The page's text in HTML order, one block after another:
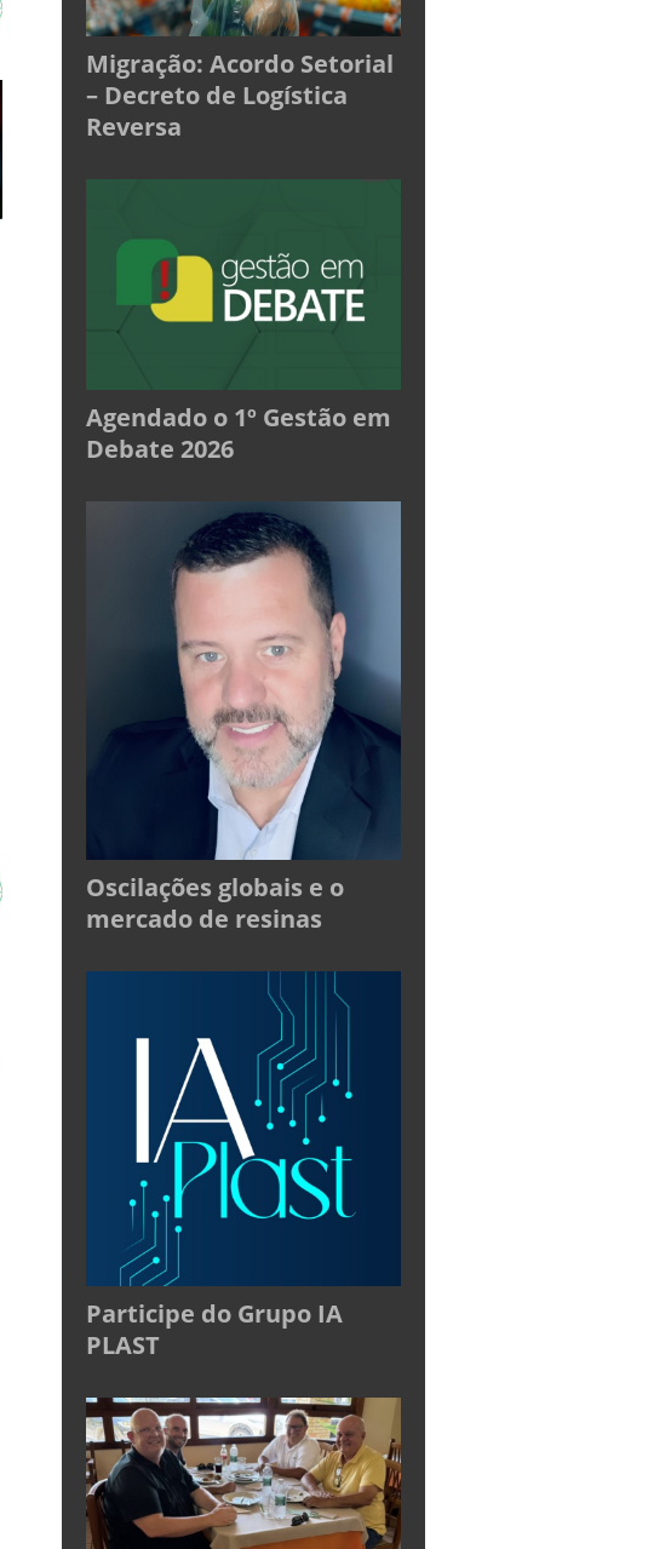
Migração: Acordo Setorial
– Decreto de Logística
Reversa
Agendado o 1º Gestão em
Debate 2026
Oscilações globais e o
mercado de resinas
Participe do Grupo IA
PLAST